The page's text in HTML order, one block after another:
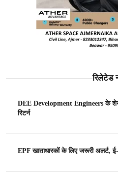
रिलेटेड
DEE Development Engineers के
रिटर्न
EPF खाताधारकों के लिए जरूरी अलर्ट,